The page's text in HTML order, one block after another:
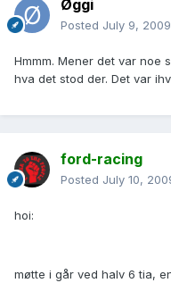
Øggi
Posted July 9, 2009
Hmmm. Mener det var noe
hva det stod der. Det var
ford-racing
Posted July 10,
hoi:
møtte i går ved halv 6 tia,